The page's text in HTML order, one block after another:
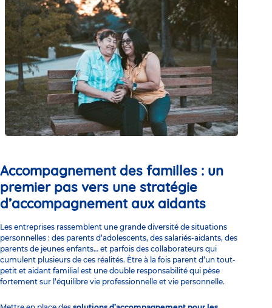
Accompagnement des familles : un
premier pas vers une stratégie
d’accompagnement aux aidants
Les entreprises rassemblent une grande diversité de situations
personnelles : des parents d’adolescents, des salariés-aidants, des
parents de jeunes enfants… et parfois des collaborateurs qui
cumulent plusieurs de ces réalités. Être à la fois parent d’un tout-
petit et aidant familial est une double responsabilité qui pèse
fortement sur l’équilibre vie professionnelle et vie personnelle.